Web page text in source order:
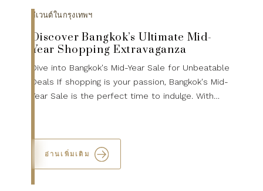
อีเวนต์ในกรุงเทพฯ
Discover Bangkok’s Ultimate Mid-
Year Shopping Extravaganza
อ่านเพิ่มเติม
Dive into Bangkok's Mid-Year Sale for Unbeatable
Deals If shopping is your passion, Bangkok's Mid-
Year Sale is the perfect time to indulge. With